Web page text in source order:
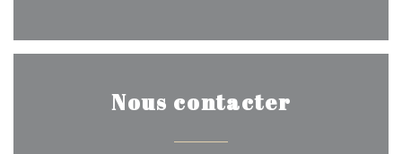
Nous contacter